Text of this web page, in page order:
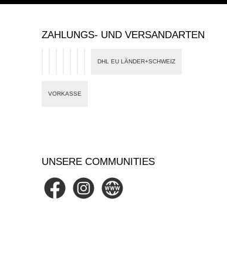
ZAHLUNGS- UND VERSANDARTEN
VORKASSE
DHL EU LÄNDER+SCHWEIZ
UNSERE COMMUNITIES
FacebookInstagramWebsite